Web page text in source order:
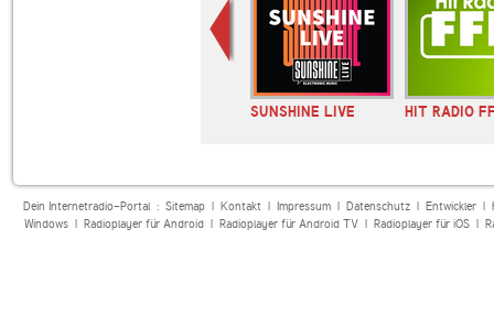
SUNSHINE LIVE HIT RADIO
Dein Internetradio-Portal : Sitemap| Kontakt| Impressum| Datenschutz| Entwickler|
Windows| Radioplayer für Android| Radioplayer für Android TV| Radioplayer für iOS|